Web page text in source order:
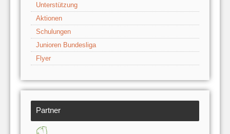
Unterstützung
Aktionen
Schulungen
Junioren Bundesliga
Flyer
Partner